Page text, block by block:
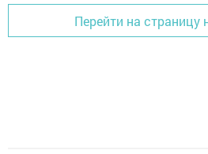
Перейти на страницу